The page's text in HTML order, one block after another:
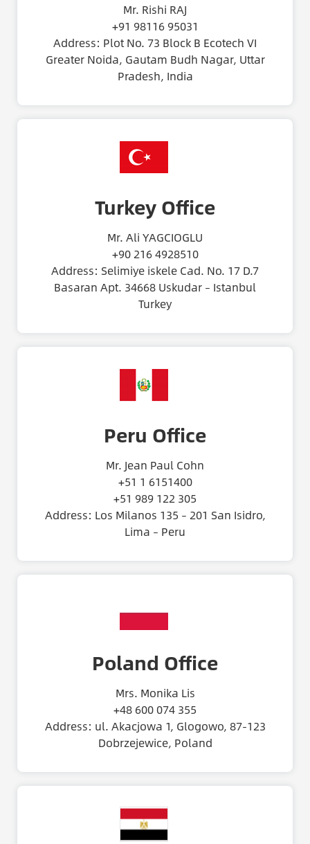
Mr. Rishi RAJ
+91 98116 95031
Address: Plot No. 73 Block B Ecotech VI
Greater Noida, Gautam Budh Nagar, Uttar
Pradesh, India
Turkey Office
Mr. Ali YAGCIOGLU
+90 216 4928510
Address: Selimiye iskele Cad. No. 17 D.7
Basaran Apt. 34668 Uskudar – Istanbul
Turkey
Peru Office
Mr. Jean Paul Cohn
+51 1 6151400
+51 989 122 305
Address: Los Milanos 135 – 201 San Isidro,
Lima – Peru
Poland Office
Mrs. Monika Lis
+48 600 074 355
Address: ul. Akacjowa 1, Glogowo, 87-123
Dobrzejewice, Poland